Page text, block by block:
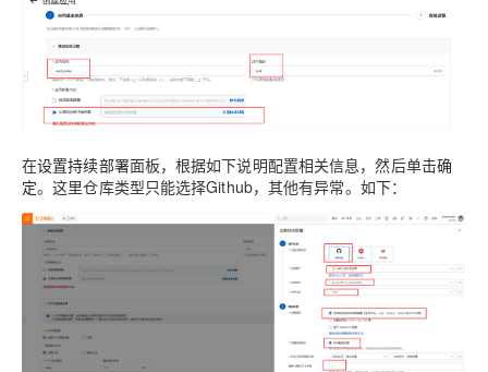
在设置持续部署面板，根据如下说明配置相关信息，然后单击确
定。这里仓库类型只能选择Github，其他有异常。如下：